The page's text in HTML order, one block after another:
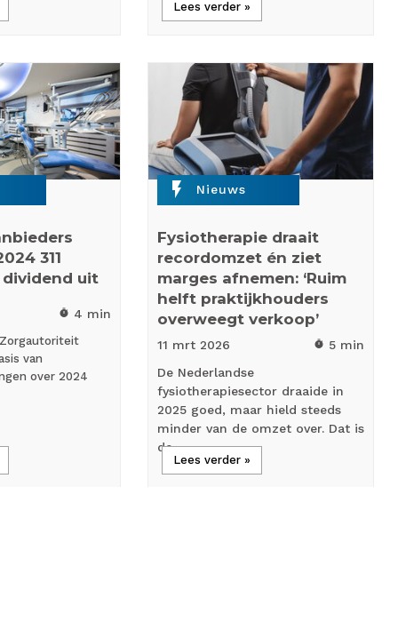
Lees verder »
311
uit
timer 4 min
van
over 2024
flash_on Nieuws
Fysiotherapie draait
recordomzet én ziet
marges afnemen: ‘Ruim
helft praktijkhouders
overweegt verkoop’
11 mrt 2026 timer 5 min
De Nederlandse
fysiotherapiesector draaide in
2025 goed, maar hield steeds
minder van de omzet over. Dat is
de…
Lees verder »